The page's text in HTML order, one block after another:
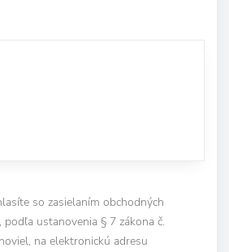
so zasielaním obchodných
ustanovenia § 7 zákona č.
na elektronickú adresu